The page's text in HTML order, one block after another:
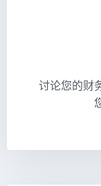
讨论您的财